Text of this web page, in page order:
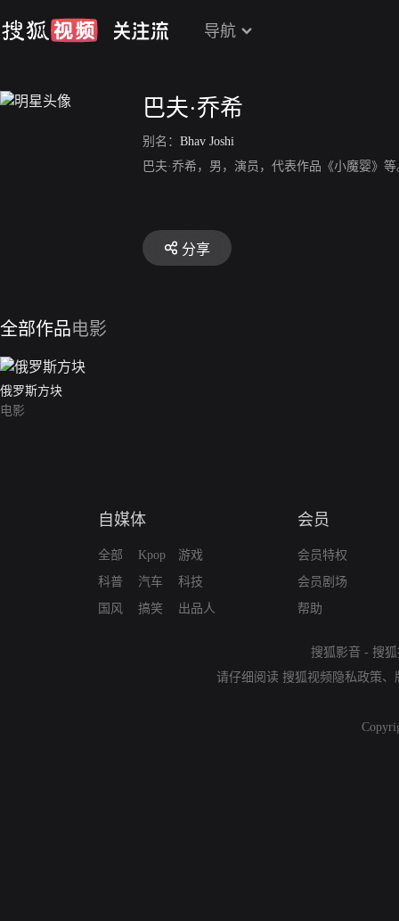
导航
巴夫·乔希
别名： Bhav Joshi
巴夫·乔希，男，演员，代表作品《小魔婴》等
分享
全部作品电影
俄罗斯方块
电影
自媒体
全部
科普
国风
Kpop
汽车
搞笑
游戏
科技
出品人
会员
会员特权
会员剧场
帮助
搜狐影音 - 搜
请仔细阅读 搜狐视频隐私政策、